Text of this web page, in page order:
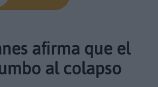
afirma que el
al colapso